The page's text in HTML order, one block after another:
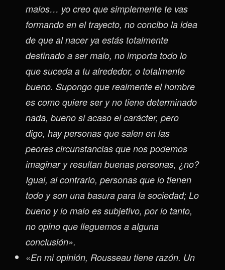
malos… yo creo que simplemente te vas
formando en el trayecto, no concibo la idea
de que al nacer ya estás totalmente
destinado a ser malo, no importa todo lo
que suceda a tu alrededor, o totalmente
bueno. Supongo que realmente el hombre
es como quiere ser y no tiene determinado
nada, bueno si acaso el carácter, pero
digo, hay personas que salen en las
peores circunstancias que nos podemos
imaginar y resultan buenas personas, ¿no?
Igual, al contrario, personas que lo tienen
todo y son una basura para la sociedad; Lo
bueno y lo malo es subjetivo, por lo tanto,
no opino que lleguemos a alguna
conclusión».
«En mi opinión, Rousseau tiene razón. Un